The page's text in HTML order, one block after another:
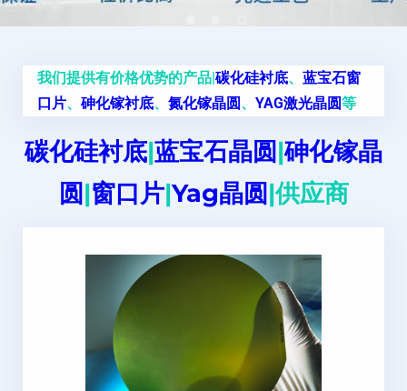
我们提供有价格优势的产品|碳化硅衬底、 蓝宝石窗
口片、 砷化镓衬底、 氮化镓晶圆、 YAG激光晶圆等
碳化硅衬底|蓝宝石晶圆|砷化镓晶
圆|窗口片|Yag晶圆|供应商